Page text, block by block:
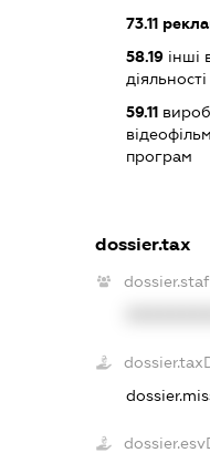
73.11
58.19інші
діяльності
59.11
програм
dossier.tax